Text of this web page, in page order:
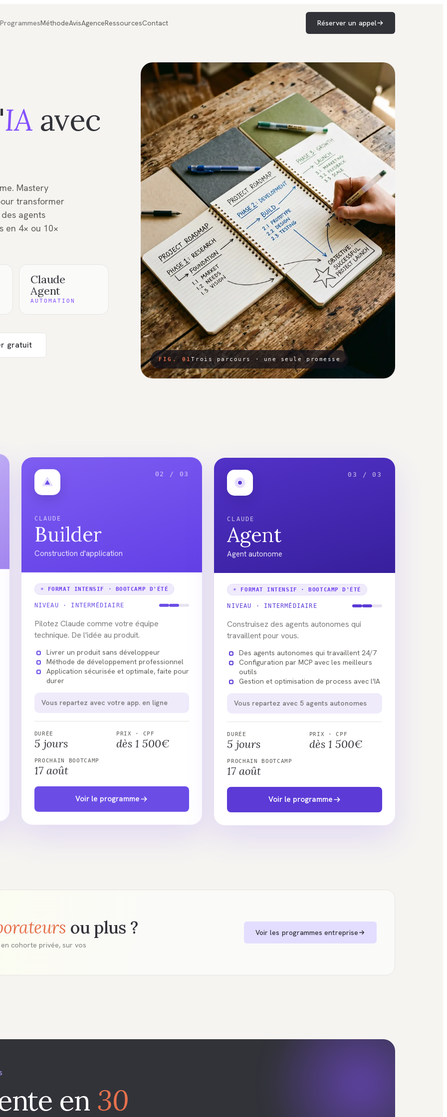
ProgrammesMéthodeAvisAgenceRessourcesContact Réserver un appel
IAavec
Mastery
transformer
agents
en 4× ou 10×
Claude
Agent
AUTOMATION
gratuit
FIG. 01Trois parcours · une seule promesse
02 / 03
CLAUDE
Builder
Construction d'application
☀ FORMAT INTENSIF · BOOTCAMP D'ÉTÉ
NIVEAU · INTERMÉDIAIRE
Pilotez Claude comme votre équipe
technique. De l'idée au produit.
Livrer un produit sans développeur
Méthode de développement professionnel
Application sécurisée et optimale, faite pour
durer
Vous repartez avec votre app. en ligne
DURÉE
5 jours
PRIX · CPF
dès 1 500€
PROCHAIN BOOTCAMP
17 août
Voir le programme
03 / 03
CLAUDE
Agent
Agent autonome
☀ FORMAT INTENSIF · BOOTCAMP D'ÉTÉ
NIVEAU · INTERMÉDIAIRE
Construisez des agents autonomes qui
travaillent pour vous.
Des agents autonomes qui travaillent 24/7
Configuration par MCP avec les meilleurs
outils
Gestion et optimisation de process avec l'IA
Vous repartez avec 5 agents autonomes
DURÉE
5 jours
PRIX · CPF
dès 1 500€
PROCHAIN BOOTCAMP
17 août
Voir le programme
ou plus ?
cohorte privée, sur vos
Voir les programmes entreprise
en 30